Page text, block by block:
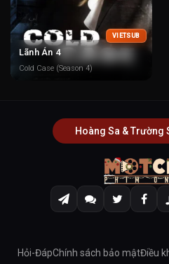
VIETSUB
Lãnh Án 4
Cold Case (Season 4)
Hoàng Sa & Trường
Hỏi-ĐápChính sách bảo mậtĐiều